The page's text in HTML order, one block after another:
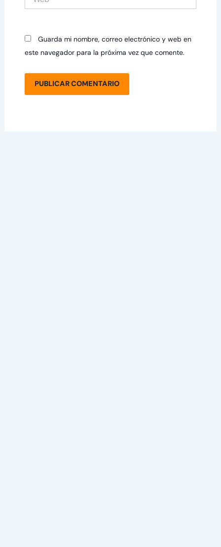
Guarda mi nombre, correo electrónico y web en
este navegador para la próxima vez que comente.